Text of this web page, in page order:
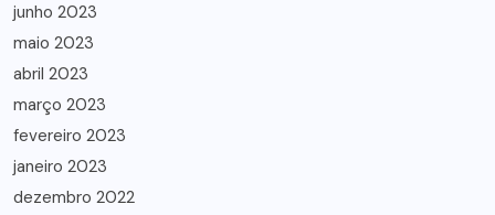
junho 2023
maio 2023
abril 2023
março 2023
fevereiro 2023
janeiro 2023
dezembro 2022